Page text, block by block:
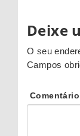
Deixe
O seu
Campos
Comentário